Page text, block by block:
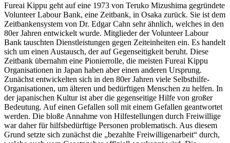
Fureai Kippu geht auf eine 1973 von Teruko Mizushima gegründete
Volunteer Labour Bank, eine Zeitbank, in Osaka zurück. Sie ist dem
Zeitbankensystem von Dr. Edgar Cahn sehr ähnlich, welches in den
80er Jahren entwickelt wurde. Mitglieder der Volunteer Labour
Bank tauschten Dienstleistungen gegen Zeiteinheiten ein. Es handelt
sich um einen Austausch, der auf Gegenseitigkeit beruht. Diese
Zeitbank übernahm eine Pionierrolle, die meisten Fureai Kippu
Organisationen in Japan haben aber einen anderen Ursprung.
Zunächst entwickelten sich in den 80er Jahren viele Selbsthilfe-
Organisationen, um älteren und bedürftigen Menschen zu helfen. In
der japanischen Kultur ist aber die gegenseitige Hilfe von großer
Bedeutung. Auf einen Gefallen soll mit einem Gefallen geantwortet
werden. Die bloße Annahme von Hilfestellungen durch Freiwillige
war daher für hilfsbedürftige Personen problematisch. Aus diesem
Grund setzte sich zunächst die „bezahlte Freiwilligenarbeit“ durch,